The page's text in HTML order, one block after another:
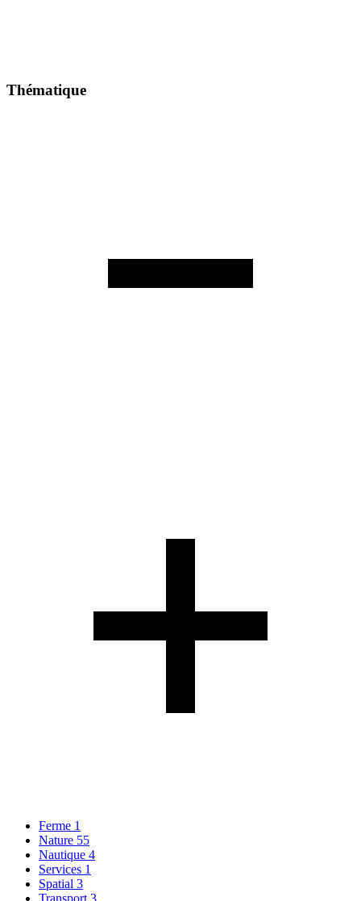
Thématique
Ferme 1
Nature 55
Nautique 4
Services 1
Spatial 3